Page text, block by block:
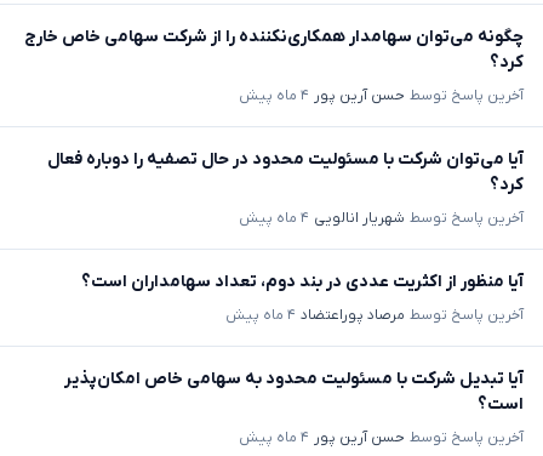
چگونه می‌توان سهامدار همکاری‌نکننده را از شرکت سهامی خاص خارج
کرد؟
آخرین پاسخ توسط حسن آرین پور ۴ ماه پیش
آیا می‌توان شرکت با مسئولیت محدود در حال تصفیه را دوباره فعال
کرد؟
آخرین پاسخ توسط شهریار انالویی ۴ ماه پیش
آیا منظور از اکثریت عددی در بند دوم، تعداد سهامداران است؟
آخرین پاسخ توسط مرصاد پوراعتضاد ۴ ماه پیش
آیا تبدیل شرکت با مسئولیت محدود به سهامی خاص امکان‌پذیر
است؟
آخرین پاسخ توسط حسن آرین پور ۴ ماه پیش